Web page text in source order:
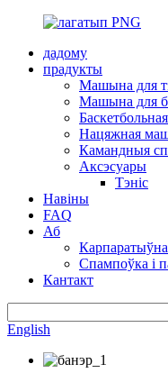
дадому
прадукты
Машына для
Машына для
Нацяжная
Камандныя
Аксэсуары
Тэніс
Навіны
FAQ
Аб
Спампоўка і
Кантакт
English